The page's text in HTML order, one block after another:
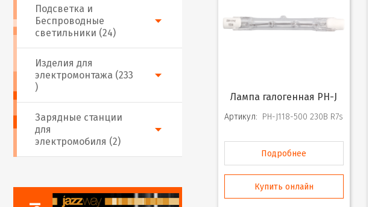
Подсветка и
Беспроводные
светильники (24)
Изделия для
электромонтажа (233
)
Зарядные станции
для
электромобиля (2)
Лампа галогенная PH-J
Артикул: PH-J118-500 230В R7s
Подробнее
Купить онлайн